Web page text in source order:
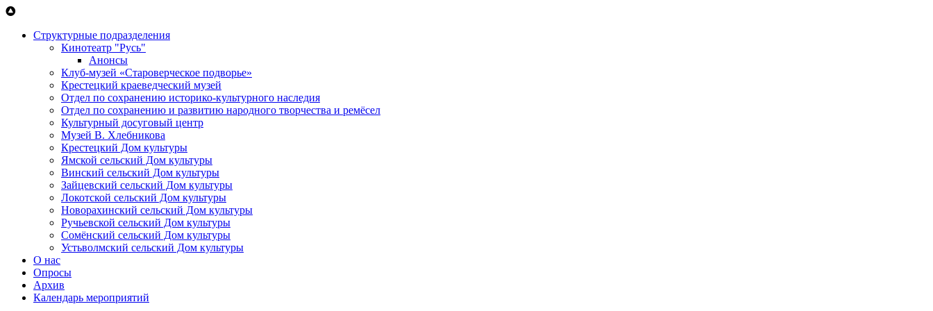
Перейти к основному содержанию
Структурные подразделения
Кинотеатр "Русь"
Анонсы
Клуб-музей «Староверческое подворье»
Крестецкий краеведческий музей
Отдел по сохранению историко-культурного наследия
Отдел по сохранению и развитию народного творчества и ремёсел
Культурный досуговый центр
Музей В. Хлебникова
Крестецкий Дом культуры
Ямской сельский Дом культуры
Винский сельский Дом культуры
Зайцевский сельский Дом культуры
Локотской сельский Дом культуры
Новорахинский сельский Дом культуры
Ручьевской сельский Дом культуры
Сомёнский сельский Дом культуры
Устьволмский сельский Дом культуры
О нас
Опросы
Архив
Календарь мероприятий